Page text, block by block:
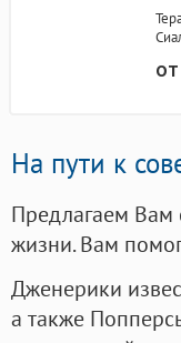
На пути к
Предлагаем Вам
жизни. Вам
Дженерики
а также